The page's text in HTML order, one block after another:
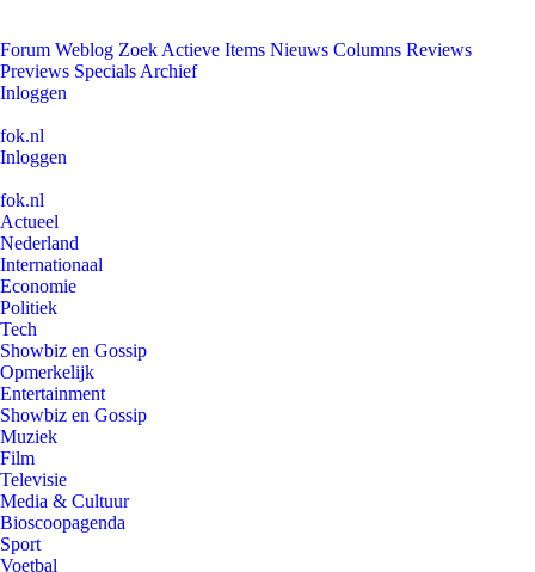
Forum Weblog Zoek Actieve Items Nieuws Columns Reviews
Previews Specials Archief
Inloggen
fok.nl
Inloggen
fok.nl
Actueel
Nederland
Internationaal
Economie
Politiek
Tech
Showbiz en Gossip
Opmerkelijk
Entertainment
Showbiz en Gossip
Muziek
Film
Televisie
Media & Cultuur
Bioscoopagenda
Sport
Voetbal